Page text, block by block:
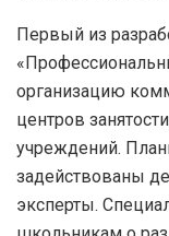
Первый из
организацию
центров
учреждений.
задействованы
эксперты.